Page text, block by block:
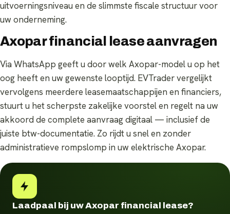
uitvoerningsniveau en de slimmste fiscale structuur voor
uw onderneming.
Axopar financial lease aanvragen
Via WhatsApp geeft u door welk Axopar-model u op het
oog heeft en uw gewenste looptijd. EVTrader vergelijkt
vervolgens meerdere leasemaatschappijen en financiers,
stuurt u het scherpste zakelijke voorstel en regelt na uw
akkoord de complete aanvraag digitaal — inclusief de
juiste btw-documentatie. Zo rijdt u snel en zonder
administratieve rompslomp in uw elektrische Axopar.
Laadpaal bij uw Axopar financial lease?